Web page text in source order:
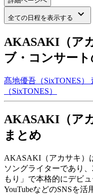
全ての日程を表示する keyboard_arrow_down
AKASAKI（ア
ブ・コンサー
髙地優吾（SixTONES）
（SixTONES）
AKASAKI（ア
まとめ
AKASAKI（アカサキ）
ソングライターであり
もり」で本格的にデビ
YouTubeなどのSNSを